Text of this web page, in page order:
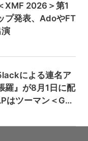
XMF 2026＞第1
プ発表、AdoやFT
による連名ア
羅』が8月1日に配
ツーマン＜Gai